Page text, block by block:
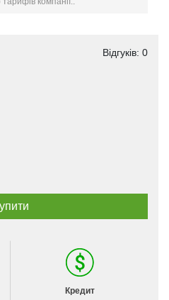
Відгуків: 0
Кредит